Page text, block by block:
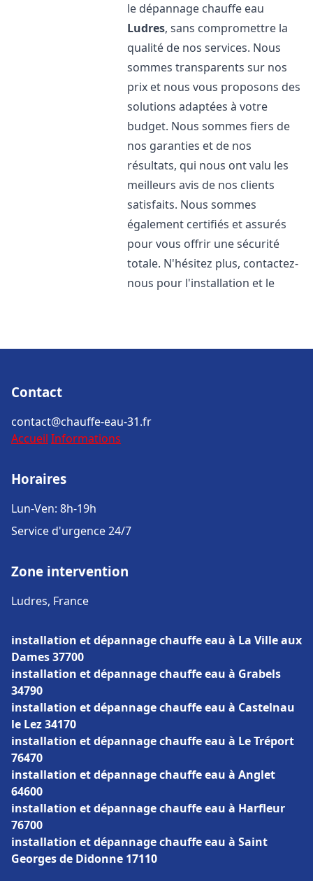
le dépannage chauffe eau
Ludres, sans compromettre la
qualité de nos services. Nous
sommes transparents sur nos
prix et nous vous proposons des
solutions adaptées à votre
budget. Nous sommes fiers de
nos garanties et de nos
résultats, qui nous ont valu les
meilleurs avis de nos clients
satisfaits. Nous sommes
également certifiés et assurés
pour vous offrir une sécurité
totale. N'hésitez plus, contactez-
nous pour l'installation et le
Contact
contact@chauffe-eau-31.fr
Accueil Informations
Horaires
Lun-Ven: 8h-19h
Service d'urgence 24/7
Zone intervention
Ludres, France
installation et dépannage chauffe eau à La Ville aux
Dames 37700
installation et dépannage chauffe eau à Grabels
34790
installation et dépannage chauffe eau à Castelnau
le Lez 34170
installation et dépannage chauffe eau à Le Tréport
76470
installation et dépannage chauffe eau à Anglet
64600
installation et dépannage chauffe eau à Harfleur
76700
installation et dépannage chauffe eau à Saint
Georges de Didonne 17110